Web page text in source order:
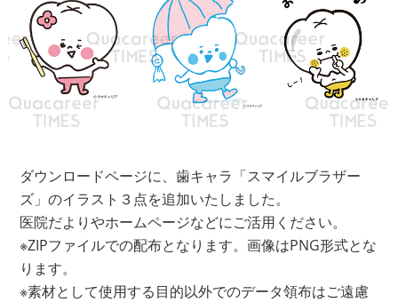
ダウンロードページに、歯キャラ「スマイルブラザー
ズ」のイラスト３点を追加いたしました。
医院だよりやホームページなどにご活用ください。
※ZIPファイルでの配布となります。画像はPNG形式とな
ります。
※素材として使用する目的以外でのデータ領布はご遠慮